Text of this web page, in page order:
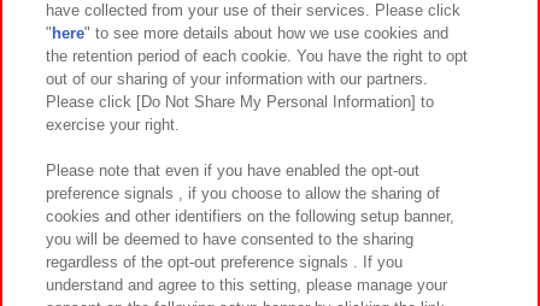
関連会社 サステナビリティ サイトポリシー
プライバシーポリシー ウェブアクセシビリティ方針と検証結果
お取引先さまとともに
カスタマーハラスメント対応方針 よくあるご質問・お問い合わせ
have collected from your use of their services. Please click
" here" to see more details about how we use cookies and
the retention period of each cookie. You have the right to opt
out of our sharing of your information with our partners.
Please click [Do Not Share My Personal Information] to
exercise your right.
Please note that even if you have enabled the opt-out
preference signals , if you choose to allow the sharing of
cookies and other identifiers on the following setup banner,
you will be deemed to have consented to the sharing
regardless of the opt-out preference signals . If you
understand and agree to this setting, please manage your